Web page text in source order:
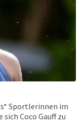
Sportlerinnen im
Coco Gauff zu